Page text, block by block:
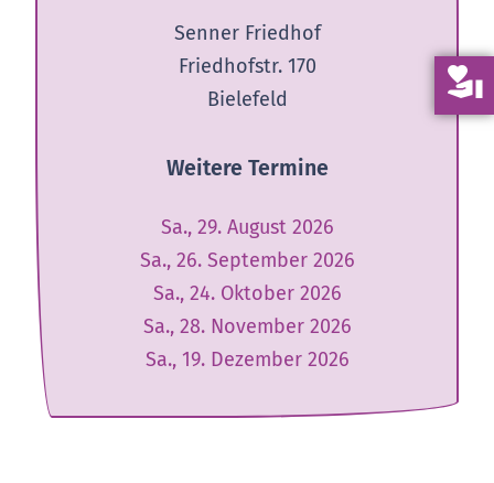
Senner Friedhof
Friedhofstr. 170
Bielefeld
Weitere Termine
Sa., 29. August 2026
Sa., 26. September 2026
Sa., 24. Oktober 2026
Sa., 28. November 2026
Sa., 19. Dezember 2026
volunteer_activism